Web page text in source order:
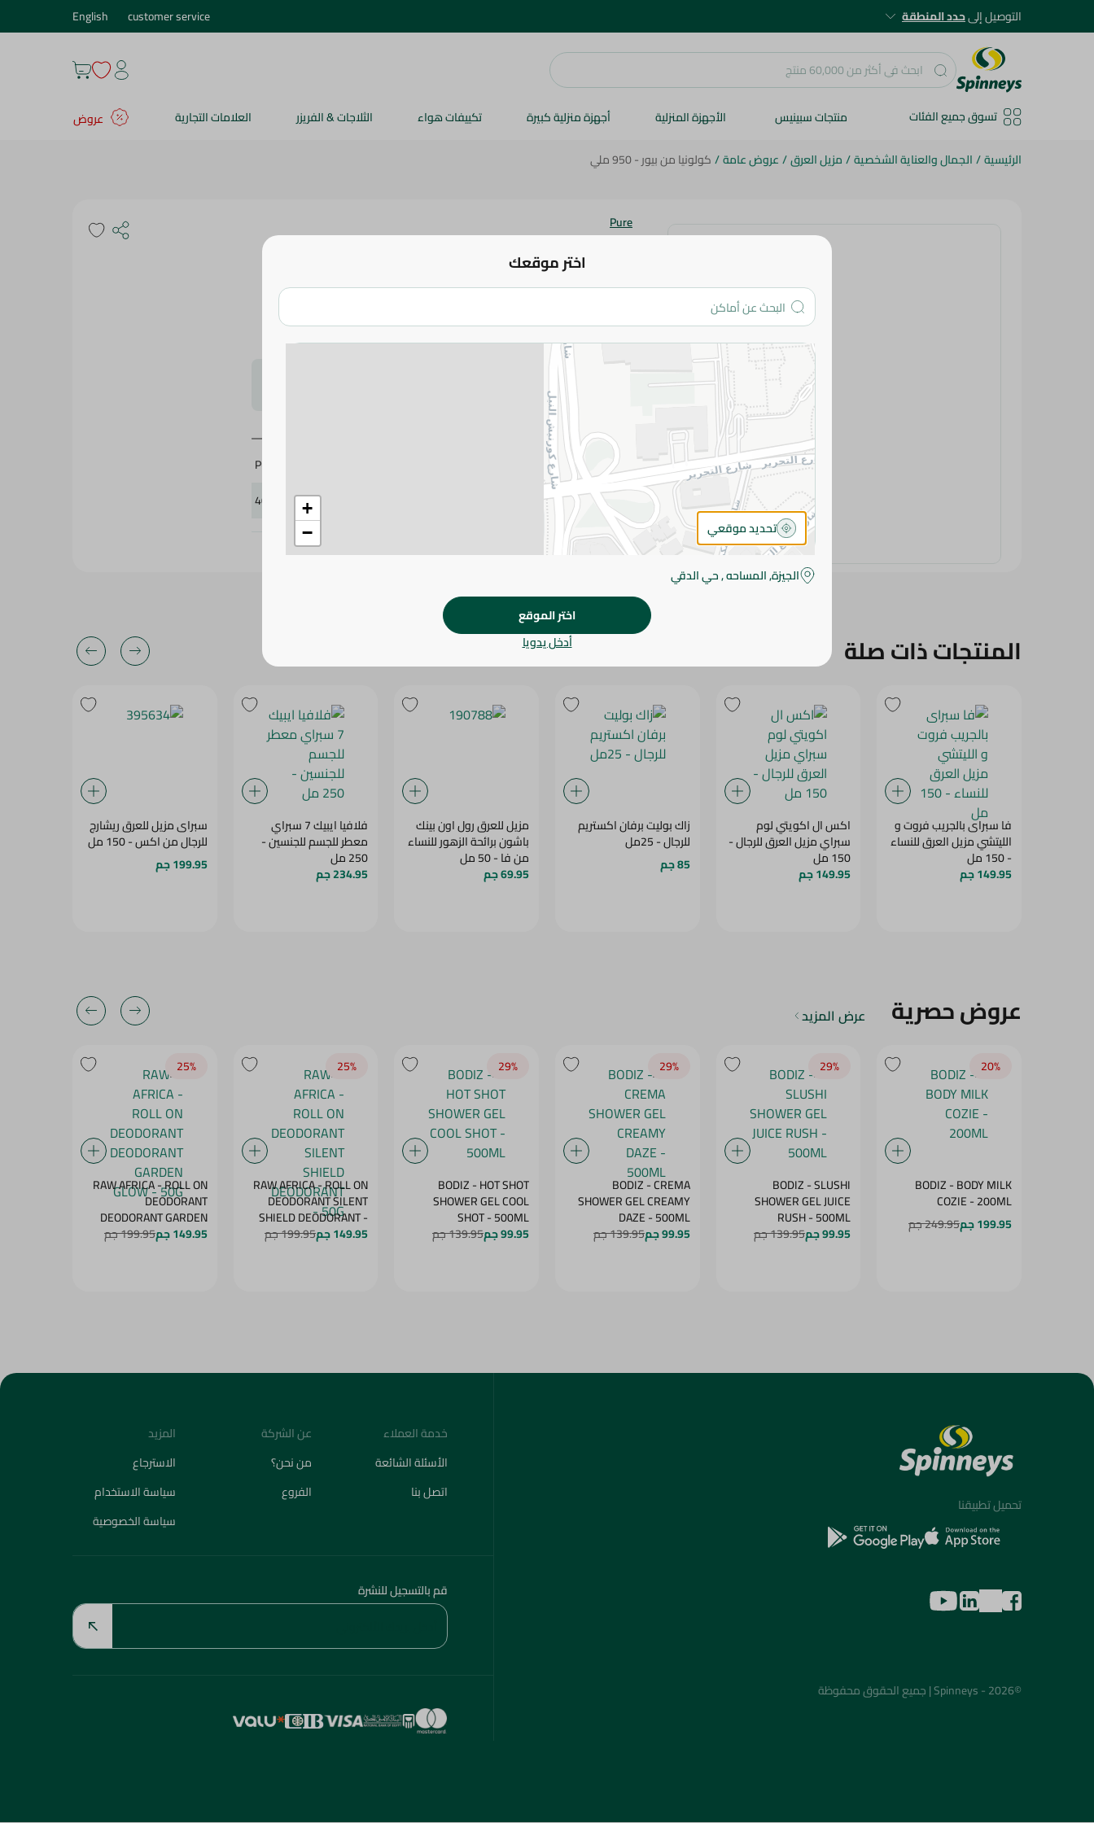
التوصيل إلىحدد المنطقة customer service
English
تسوق جميع الفئات منتجات سبينيس الأجهزة المنزلية أجهزة منزلية كبيرة تكييفات هواء الثلاجات & الفريزر العلامات التجارية
عروض
الرئيسية/الجمال والعناية الشخصية/مزيل العرق/عروض عامة/كولونيا من بيور - 950 ملي
Pure
كولونيا من بيور - 950 ملي
اضف للعربة
يرجى الملاحظة:
طفيف. قد يتغير التعبئة بناءً على التوفر.
المواصفات
براند
Pure
400921
المنتجات ذات صلة
فا سبراى بالجريب فروت و
الليتشي مزيل العرق للنساء
- 150 مل
149.95 جم
اكس ال اكويتي لوم
سبراي مزيل العرق للرجال -
150 مل
149.95 جم
زاك بوليت برفان اكستريم
للرجال - 25مل
85 جم
مزيل للعرق رول اون بينك
باشون برائحة الزهور للنساء
من فا - 50 مل
69.95 جم
فلافيا ايبيك 7 سبراي
معطر للجسم للجنسين -
250 مل
234.95 جم
سبراى مزيل للعرق ريشارج
للرجال من اكس - 150 مل
199.95 جم
عروض حصرية عرض المزيد
20‎%‎
BODIZ - BODY MILK
COZIE - 200ML
199.95 جم
249.95 جم
29‎%‎
BODIZ - SLUSHI
SHOWER GEL JUICE
RUSH - 500ML
99.95 جم 139.95 جم
29‎%‎
BODIZ - CREMA
SHOWER GEL CREAMY
DAZE - 500ML
99.95 جم 139.95 جم
29‎%‎
BODIZ - HOT SHOT
SHOWER GEL COOL
SHOT - 500ML
99.95 جم 139.95 جم
25‎%‎
RAW AFRICA - ROLL ON
DEODORANT SILENT
SHIELD DEODORANT -
50G
149.95 جم 199.95 جم
25‎%‎
RAW AFRICA - ROLL ON
DEODORANT
DEODORANT GARDEN
GLOW - 50G
149.95 جم 199.95 جم
اختر موقعك
+
−
تحديد موقعي
الجيزة, المساحه , حي الدقي
اختر الموقع
أدخل يدويا
تحميل تطبيقنا
©2026 - Spinneys | جميع الحقوق محفوظة
خدمة العملاء
الأسئلة الشائعة
اتصل بنا
عن الشركة
من نحن؟
الفروع
المزيد
الاسترجاع
سياسة الاستخدام
سياسة الخصوصية
قم بالتسجيل للنشرة